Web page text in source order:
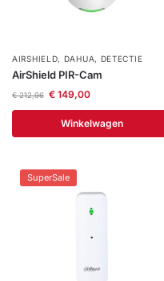
AIRSHIELD, DAHUA, DETECTIE
AirShield PIR-Cam
€212,96 €149,00
Winkelwagen
SuperSale